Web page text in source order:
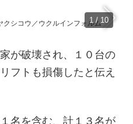
1 / 10
シコウ／ウクルインフォルム
が破壊され、１０台の
フトも損傷したと伝え
名を含む、計１３名が